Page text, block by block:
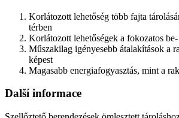
Korlátozott lehetőség több fajta
térben
Korlátozott lehetőségek a fokozatos
Műszakilag igényesebb átalakítások a
képest
Magasabb energiafogyasztás, mint a
Další informace